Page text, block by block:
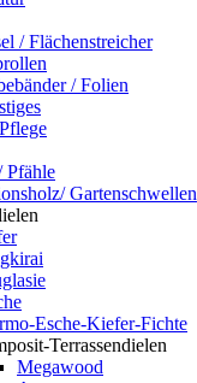
/ Flächenstreicher
/ Folien
Pfähle
Gartenschwellen
Esche-Kiefer-Fichte
Terrassendielen
Megawood